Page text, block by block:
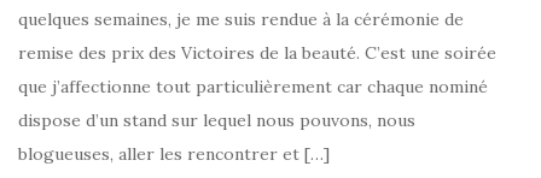
quelques semaines, je me suis rendue à la cérémonie de
remise des prix des Victoires de la beauté. C’est une soirée
que j’affectionne tout particulièrement car chaque nominé
dispose d’un stand sur lequel nous pouvons, nous
blogueuses, aller les rencontrer et […]